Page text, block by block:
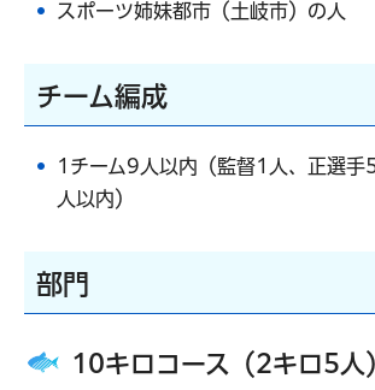
スポーツ姉妹都市（土岐市）の人
チーム編成
1チーム9人以内（監督1人、正選手
人以内）
部門
10キロコース（2キロ5人